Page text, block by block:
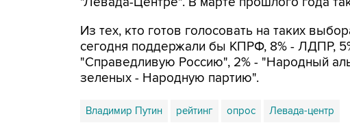
Из тех, кто готов голосовать на таких
сегодня поддержали бы КПРФ, 8% - ЛДПР,
"Справедливую Россию", 2% - "Народный
зеленых - Народную партию".
Владимир Путин рейтинг опрос Левада-центр